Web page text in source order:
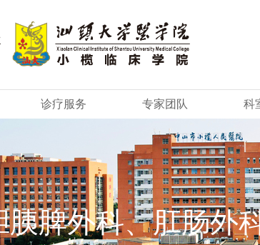
诊疗服务 专家团队 科
脾外科、肛肠外